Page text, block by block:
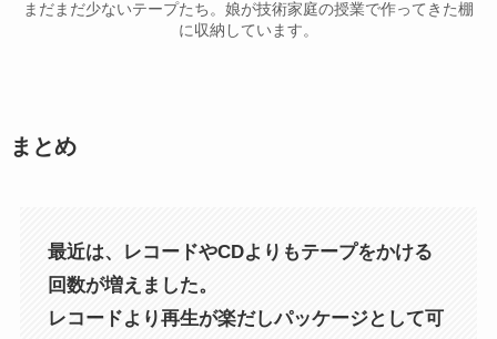
まだまだ少ないテープたち。娘が技術家庭の授業で作ってきた棚
に収納しています。
まとめ
最近は、レコードやCDよりもテープをかける
回数が増えました。
レコードより再生が楽だしパッケージとして可